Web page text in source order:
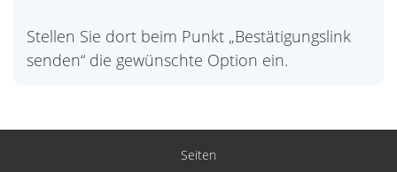
Stellen Sie dort beim Punkt „Bestätigungslink
senden“ die gewünschte Option ein.
Seiten